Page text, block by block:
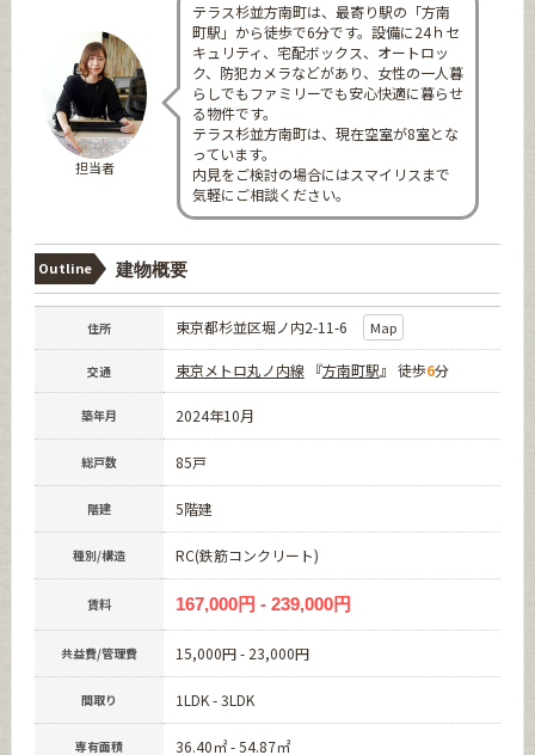
担当者
テラス杉並方南町は、最寄り駅の「方南
町駅」から徒歩で6分です。設備に24ｈセ
キュリティ、宅配ボックス、オートロッ
ク、防犯カメラなどがあり、女性の一人暮
らしでもファミリーでも安心快適に暮らせ
る物件です。
テラス杉並方南町は、現在空室が8室とな
っています。
内見をご検討の場合にはスマイリスまで
気軽にご相談ください。
Outline 建物概要
住所 東京都杉並区堀ノ内2-11-6 Map
交通 東京メトロ丸ノ内線『方南町駅』 徒歩6分
築年月 2024年10月
総戸数 85戸
階建 5階建
種別/構造 RC(鉄筋コンクリート)
賃料 167,000円 - 239,000円
共益費/管理費 15,000円 - 23,000円
間取り 1LDK - 3LDK
専有面積 36.40㎡ - 54.87㎡